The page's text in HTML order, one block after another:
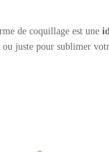
de coquillage est une
juste pour sublimer